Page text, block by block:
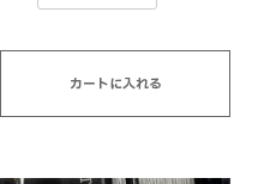
カートに入れる